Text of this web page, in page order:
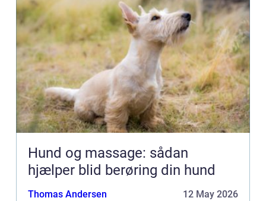
Hund og massage: sådan
hjælper blid berøring din hund
Thomas Andersen 12 May 2026